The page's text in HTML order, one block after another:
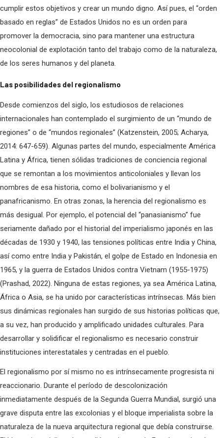
cumplir estos objetivos y crear un mundo digno. Así pues, el “orden
basado en reglas” de Estados Unidos no es un orden para
promover la democracia, sino para mantener una estructura
neocolonial de explotación tanto del trabajo como de la naturaleza,
de los seres humanos y del planeta.
Las posibilidades del regionalismo
Desde comienzos del siglo, los estudiosos de relaciones
internacionales han contemplado el surgimiento de un “mundo de
regiones” o de “mundos regionales” (Katzenstein, 2005; Acharya,
2014: 647-659). Algunas partes del mundo, especialmente América
Latina y África, tienen sólidas tradiciones de conciencia regional
que se remontan a los movimientos anticoloniales y llevan los
nombres de esa historia, como el bolivarianismo y el
panafricanismo. En otras zonas, la herencia del regionalismo es
más desigual. Por ejemplo, el potencial del “panasianismo” fue
seriamente dañado por el historial del imperialismo japonés en las
décadas de 1930 y 1940, las tensiones políticas entre India y China,
así como entre India y Pakistán, el golpe de Estado en Indonesia en
1965, y la guerra de Estados Unidos contra Vietnam (1955-1975)
(Prashad, 2022). Ninguna de estas regiones, ya sea América Latina,
África o Asia, se ha unido por características intrínsecas. Más bien
sus dinámicas regionales han surgido de sus historias políticas que,
a su vez, han producido y amplificado unidades culturales. Para
desarrollar y solidificar el regionalismo es necesario construir
instituciones interestatales y centradas en el pueblo.
El regionalismo por sí mismo no es intrínsecamente progresista ni
reaccionario. Durante el período de descolonización
inmediatamente después de la Segunda Guerra Mundial, surgió una
grave disputa entre las excolonias y el bloque imperialista sobre la
naturaleza de la nueva arquitectura regional que debía construirse.